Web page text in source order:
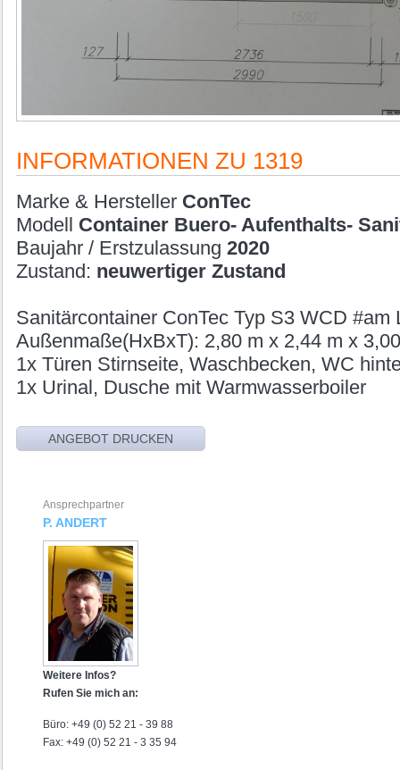
INFORMATIONEN ZU 1319
Marke & Hersteller ConTec
Modell Container Buero- Aufenthalts-
Baujahr / Erstzulassung 2020
Zustand: neuwertiger Zustand
Sanitärcontainer ConTec Typ S3 WCD #am
Außenmaße(HxBxT): 2,80 m x 2,44 m x
1x Türen Stirnseite, Waschbecken, WC
1x Urinal, Dusche mit Warmwasserboiler
Ansprechpartner
P. ANDERT
Weitere Infos?
Rufen Sie mich an:
Büro: +49 (0) 52 21 - 39 88
Fax: +49 (0) 52 21 - 3 35 94